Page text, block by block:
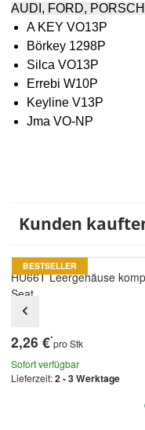
AUDI, FORD,
A KEY VO13P
Börkey 1298P
Silca VO13P
Errebi W10P
Keyline V13P
Jma VO-NP
Kunden
BESTSELLER
HU66T Leergehäuse
Seat
2,26 €*pro Stk
Sofort verfügbar
Lieferzeit:2 - 3 Werktage